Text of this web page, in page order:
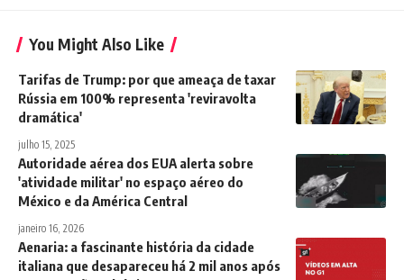
You Might Also Like
Tarifas de Trump: por que ameaça de taxar
Rússia em 100% representa 'reviravolta
dramática'
julho 15, 2025
Autoridade aérea dos EUA alerta sobre
'atividade militar' no espaço aéreo do
México e da América Central
janeiro 16, 2026
Aenaria: a fascinante história da cidade
italiana que desapareceu há 2 mil anos após